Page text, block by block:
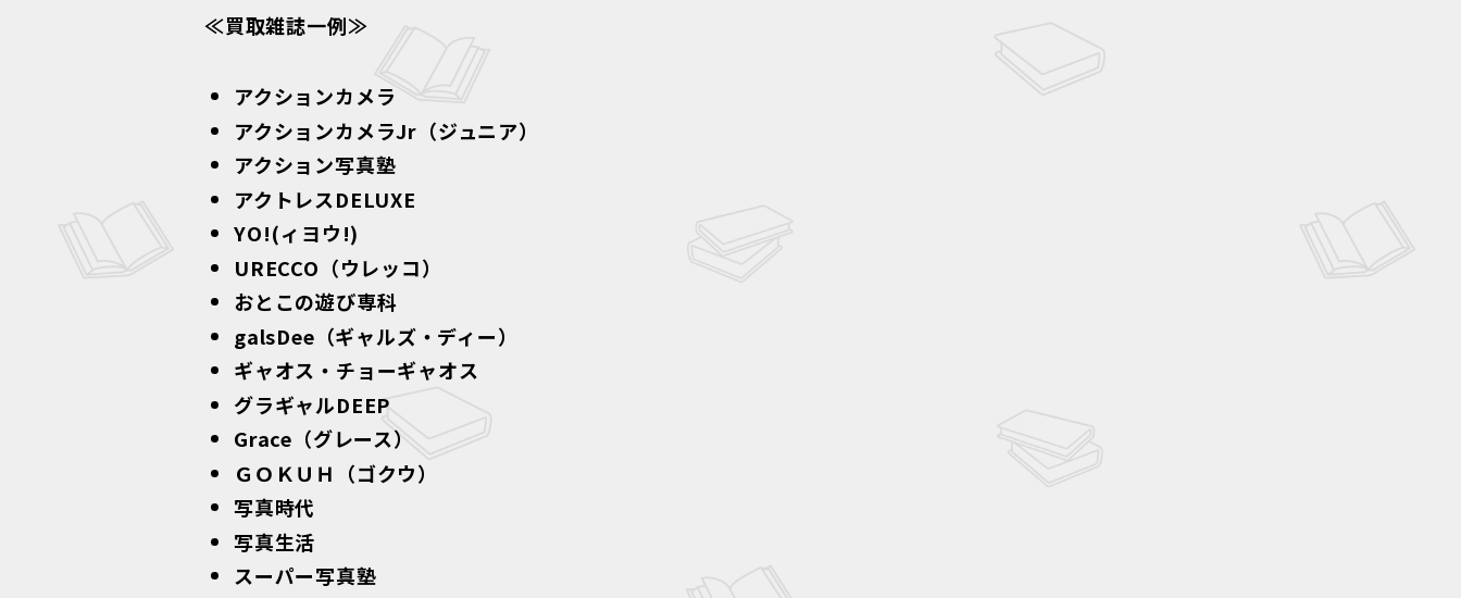
≪買取雑誌一例≫
アクションカメラ
アクションカメラJr（ジュニア）
アクション写真塾
アクトレスDELUXE
YO!(ィヨウ!)
URECCO（ウレッコ）
おとこの遊び専科
galsDee（ギャルズ・ディー）
ギャオス・チョーギャオス
グラギャルDEEP
Grace（グレース）
ＧＯＫＵＨ（ゴクウ）
写真時代
写真生活
スーパー写真塾